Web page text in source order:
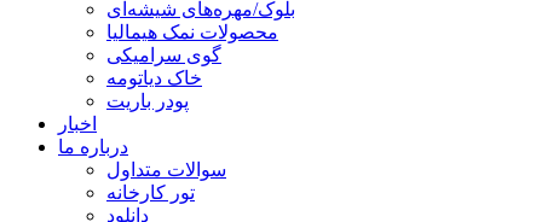
بلوک/مهره‌های شیشه‌ای
محصولات نمک هیمالیا
گوی سرامیکی
خاک دیاتومه
پودر باریت
اخبار
درباره ما
سوالات متداول
تور کارخانه
دانلود